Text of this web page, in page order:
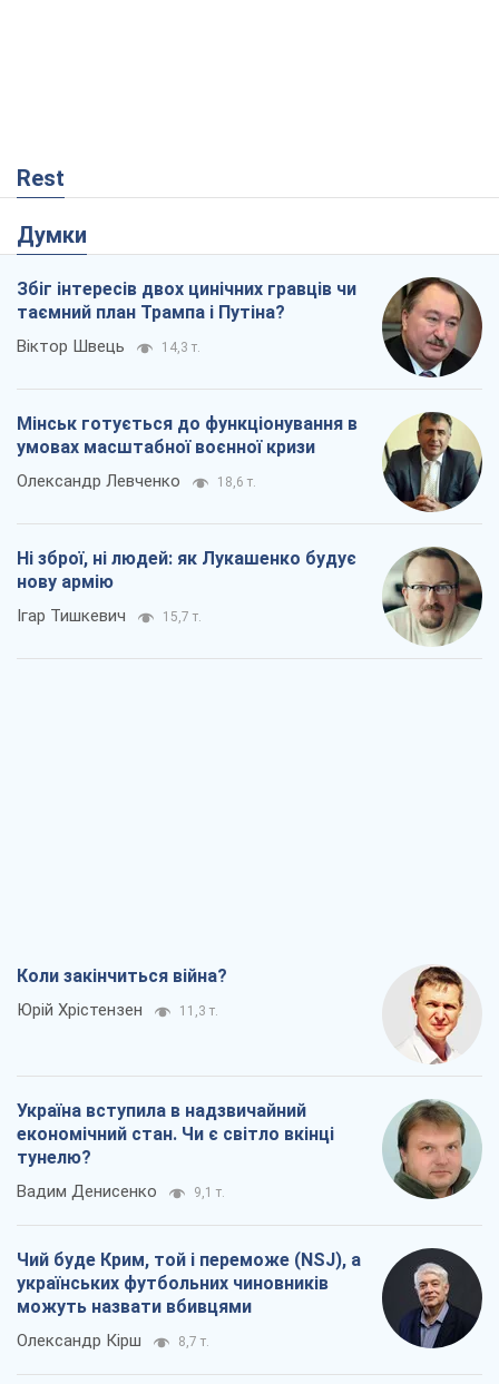
Rest
Думки
Збіг інтересів двох цинічних гравців чи
таємний план Трампа і Путіна?
Віктор Швець 14,3 т.
Мінськ готується до функціонування в
умовах масштабної воєнної кризи
Олександр Левченко 18,6 т.
Ні зброї, ні людей: як Лукашенко будує
нову армію
Ігар Тишкевич 15,7 т.
Коли закінчиться війна?
Юрій Хрістензен 11,3 т.
Україна вступила в надзвичайний
економічний стан. Чи є світло вкінці
тунелю?
Вадим Денисенко 9,1 т.
Чий буде Крим, той і переможе (NSJ), а
українських футбольних чиновників
можуть назвати вбивцями
Олександр Кірш 8,7 т.